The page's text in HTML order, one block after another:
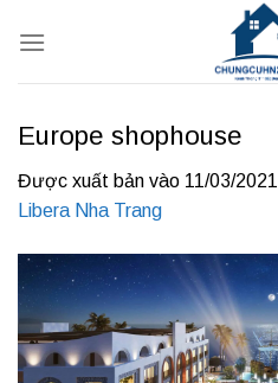
qua
Europe shophouse
Được xuất bản vào 11/03/2021
Libera Nha Trang